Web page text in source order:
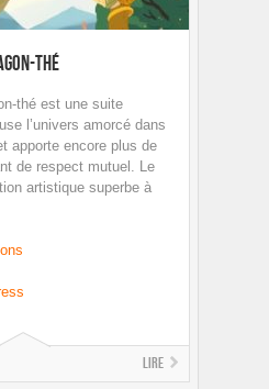
thé
thé est une suite
l’univers amorcé dans
apporte encore plus de
de respect mutuel. Le
artistique superbe à
Lire